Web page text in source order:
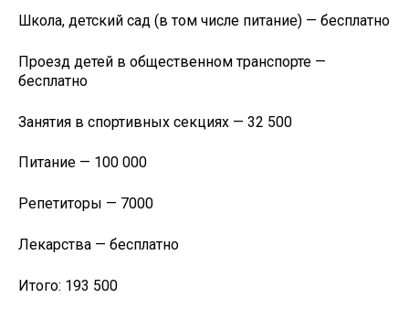
Школа, детский сад (в том числе питание) — бесплатно
Проезд детей в общественном транспорте —
бесплатно
Занятия в спортивных секциях — 32 500
Питание — 100 000
Репетиторы — 7000
Лекарства — бесплатно
Итого: 193 500